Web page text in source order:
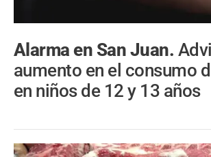
Alarma en San Juan.
aumento en el consumo
en niños de 12 y 13 años